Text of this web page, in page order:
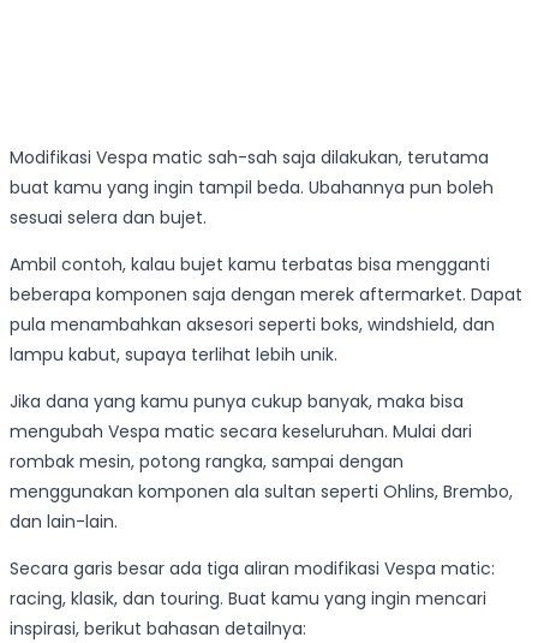
Modifikasi Vespa matic sah-sah saja dilakukan, terutama
buat kamu yang ingin tampil beda. Ubahannya pun boleh
sesuai selera dan bujet.
Ambil contoh, kalau bujet kamu terbatas bisa mengganti
beberapa komponen saja dengan merek aftermarket. Dapat
pula menambahkan aksesori seperti boks, windshield, dan
lampu kabut, supaya terlihat lebih unik.
Jika dana yang kamu punya cukup banyak, maka bisa
mengubah Vespa matic secara keseluruhan. Mulai dari
rombak mesin, potong rangka, sampai dengan
menggunakan komponen ala sultan seperti Ohlins, Brembo,
dan lain-lain.
Secara garis besar ada tiga aliran modifikasi Vespa matic:
racing, klasik, dan touring. Buat kamu yang ingin mencari
inspirasi, berikut bahasan detailnya: